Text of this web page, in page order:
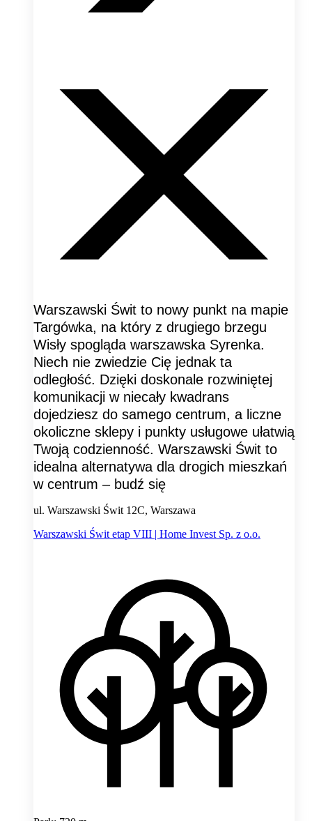
Warszawski Świt to nowy punkt na mapie
Targówka, na który z drugiego brzegu
Wisły spogląda warszawska Syrenka.
Niech nie zwiedzie Cię jednak ta
odległość. Dzięki doskonale rozwiniętej
komunikacji w niecały kwadrans
dojedziesz do samego centrum, a liczne
okoliczne sklepy i punkty usługowe ułatwią
Twoją codzienność. Warszawski Świt to
idealna alternatywa dla drogich mieszkań
w centrum – budź się
ul. Warszawski Świt 12C, Warszawa
Warszawski Świt etap VIII | Home Invest Sp. z o.o.